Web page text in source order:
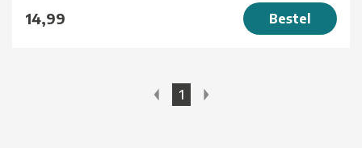
14,99 Bestel
1